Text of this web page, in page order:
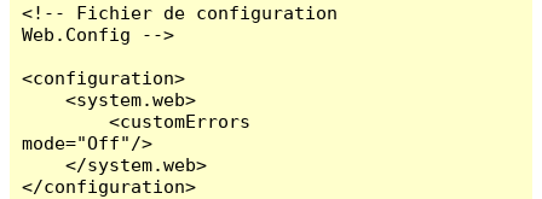
<!-- Fichier de configuration
Web.Config -->
<configuration>
    <system.web>
        <customErrors
mode="Off"/>
    </system.web>
</configuration>